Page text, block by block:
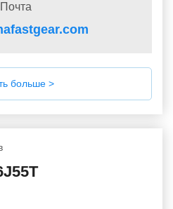
Почта
больше >